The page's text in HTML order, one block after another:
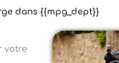
dans {{mpg_dept}}
votre